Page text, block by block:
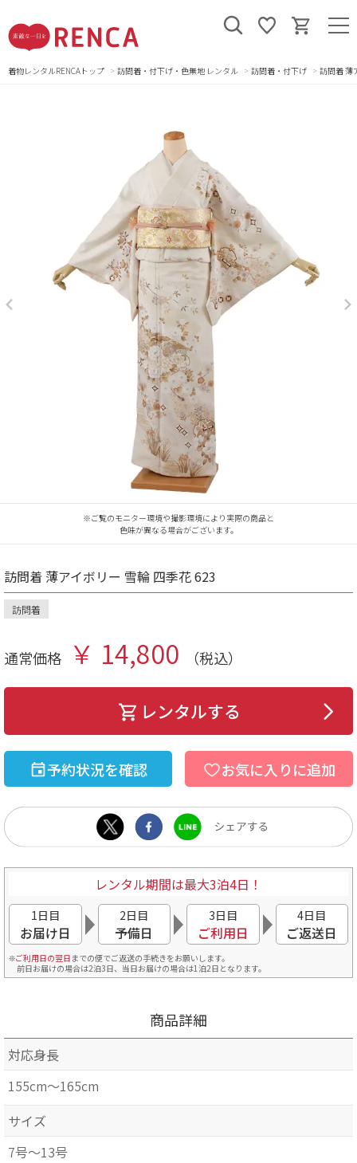
着物レンタルRENCAトップ 訪問着・付下げ・色無地 レンタル 訪問着・付下げ 訪問着 薄
※ご覧のモニター環境や撮影環境により実際の商品と
色味が異なる場合がございます。
訪問着 薄アイボリー 雪輪 四季花 623
訪問着
通常価格 ￥ 14,800 （税込）
レンタルする
予約状況を確認 お気に入りに追加
レンタル期間は最大3泊4日！
1日目
お届け日
2日目
予備日
3日目
ご利用日
4日目
ご返送日
ご利用日の翌日 までの便でご返送の手続きをお願いします。
前日お届けの場合は2泊3日、当日お届けの場合は1泊2日となります。
商品詳細
対応身長
155cm～165cm
サイズ
7号～13号